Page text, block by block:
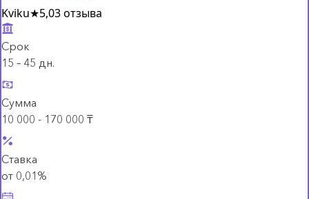
Kviku★5,03 отзыва
Срок
15 – 45 дн.
Сумма
10 000 - 170 000 ₸
Ставка
от 0,01%